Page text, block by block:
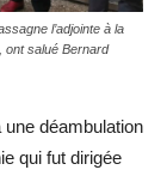
l’adjointe à la
ont salué Bernard
déambulation
qui fut dirigée